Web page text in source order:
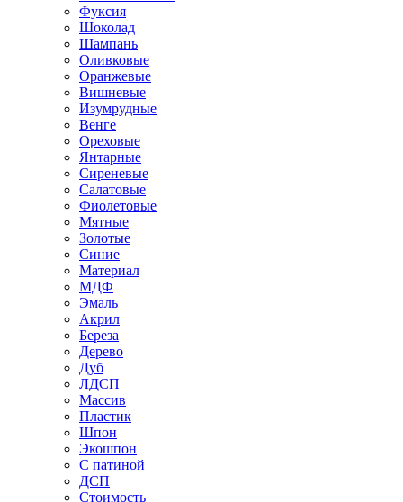
Фуксия
Шоколад
Шампань
Оливковые
Оранжевые
Вишневые
Изумрудные
Венге
Ореховые
Янтарные
Сиреневые
Салатовые
Фиолетовые
Мятные
Золотые
Синие
Материал
МДФ
Эмаль
Акрил
Береза
Дерево
Дуб
ЛДСП
Массив
Пластик
Шпон
Экошпон
С патиной
ДСП
Стоимость